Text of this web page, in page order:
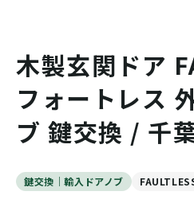
木製玄関ドア
フォートレス
ブ 鍵交換 / 千
鍵交換｜輸入ドアノブ